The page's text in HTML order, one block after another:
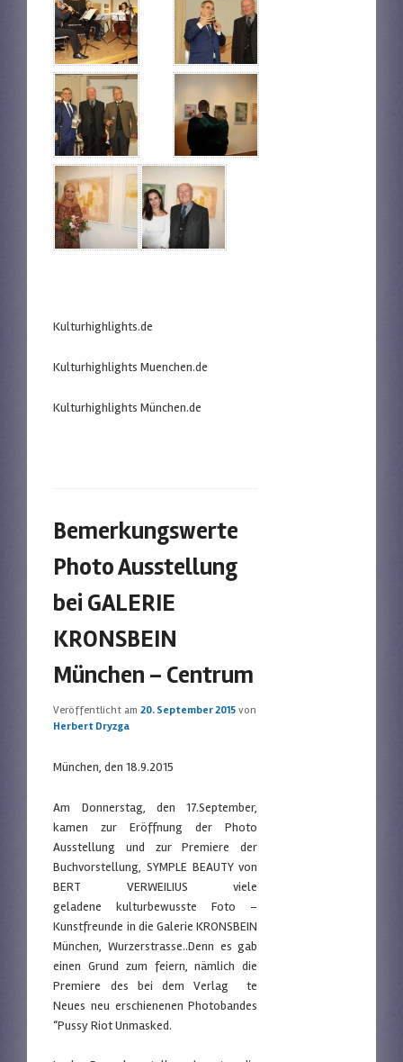
Kulturhighlights.de
Kulturhighlights Muenchen.de
Kulturhighlights München.de
Bemerkungswerte
Photo Ausstellung
bei GALERIE
KRONSBEIN
München – Centrum
Veröffentlicht am20. September 2015 von
Herbert Dryzga
München, den 18.9.2015
Am Donnerstag, den 17.September,
kamen zur Eröffnung der Photo
Ausstellung und zur Premiere der
Buchvorstellung, SYMPLE BEAUTY von
BERT VERWEILIUS viele
geladene kulturbewusste Foto –
Kunstfreunde in die Galerie KRONSBEIN
München, Wurzerstrasse..Denn es gab
einen Grund zum feiern, nämlich die
Premiere des bei dem Verlag te
Neues neu erschienenen Photobandes
“Pussy Riot Unmasked.